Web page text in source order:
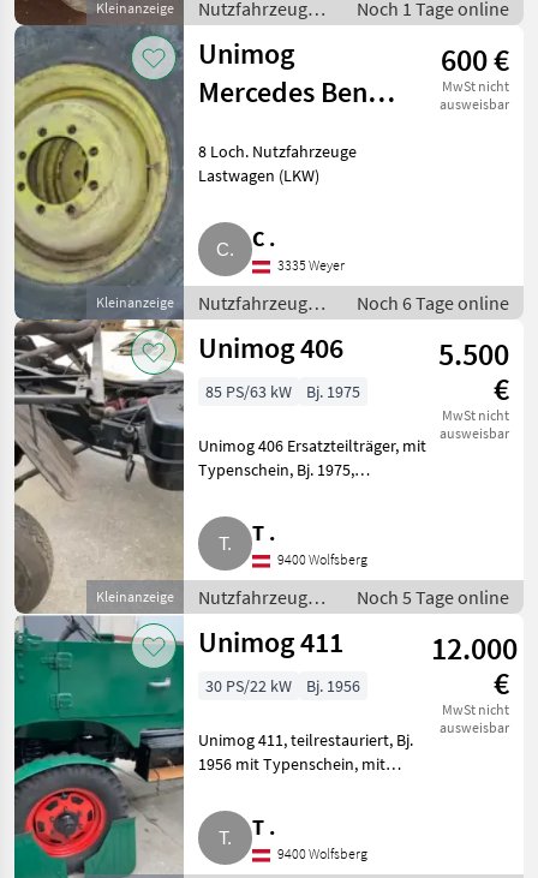
Kleinanzeige
Nutzfahrzeuge /
Lastwagen
(LKW)
Noch 1 Tage online
Kleinanzeige
Unimog
Mercedes Benz
Stk.
600 €
MwSt nicht
ausweisbar
8 Loch. Nutzfahrzeuge
Lastwagen (LKW)
C .
3335 Weyer
Nutzfahrzeuge /
Lastwagen
(LKW)
Noch 6 Tage online
Kleinanzeige
Unimog 406
5.500
€
MwSt nicht
ausweisbar
85 PS/63 kW Bj. 1975
Unimog 406 Ersatzteilträger, mit
Typenschein, Bj. 1975,
Selbstabholung. Nutzfahrzeuge
Lastwagen (LKW)
T .
9400 Wolfsberg
Nutzfahrzeuge /
Lastwagen
(LKW)
Noch 5 Tage online
Unimog 411
12.000
€
MwSt nicht
ausweisbar
30 PS/22 kW Bj. 1956
Unimog 411, teilrestauriert, Bj.
1956 mit Typenschein, mit
Selbstabholung. Nutzfahrzeuge
Lastwagen (LKW)
T .
9400 Wolfsberg